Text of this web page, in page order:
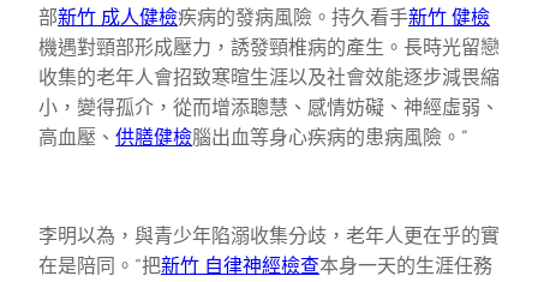
部新竹 成人健檢疾病的發病風險。持久看手新竹 健檢
機遇對頸部形成壓力，誘發頸椎病的產生。長時光留戀
收集的老年人會招致寒暄生涯以及社會效能逐步減畏縮
小，變得孤介，從而增添聰慧、感情妨礙、神經虛弱、
高血壓、 供膳健檢腦出血等身心疾病的患病風險。”
李明以為，與青少年陷溺收集分歧，老年人更在乎的實
在是陪同。“把新竹 自律神經檢查本身一天的生涯任務